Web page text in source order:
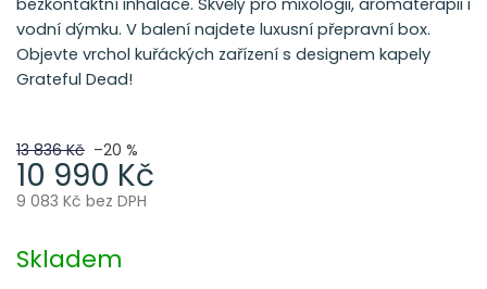
13 836 Kč –20 %
10 990 Kč
9 083 Kč bez DPH
cena:
Skladem
vodní dýmku. V balení najdete luxusní přepravní box.
Objevte vrchol kuřáckých zařízení s designem kapely
Grateful Dead!